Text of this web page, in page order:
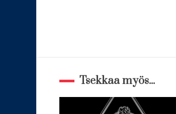
Tsekkaa myös...